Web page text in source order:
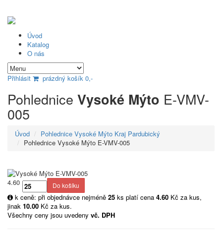
Úvod
Katalog
O nás
Přihlásit prázdný košík 0,-
Pohlednice Vysoké Mýto E-VMV-
005
Úvod
Pohlednice Vysoké Mýto Kraj Pardubický
Pohlednice Vysoké Mýto E-VMV-005
4.60
k ceně: při objednávce nejméně 25 ks platí cena 4.60 Kč za kus,
jinak 10.00 Kč za kus.
Všechny ceny jsou uvedeny vč. DPH